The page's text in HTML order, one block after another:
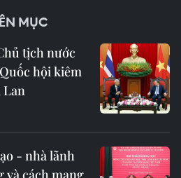
MỤC
tịch nước
hội kiêm
Lan
- nhà lãnh
và cách mạng